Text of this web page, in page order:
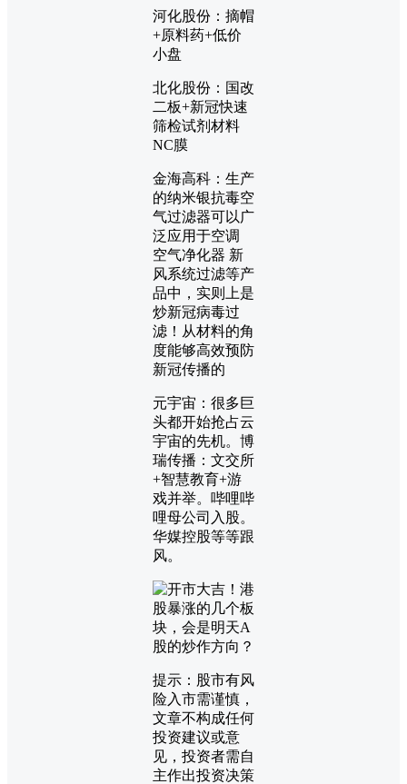
河化股份：摘帽
+原料药+低价
小盘
北化股份：国改
二板+新冠快速
筛检试剂材料
NC膜
金海高科：生产
的纳米银抗毒空
气过滤器可以广
泛应用于空调
空气净化器 新
风系统过滤等产
品中，实则上是
炒新冠病毒过
滤！从材料的角
度能够高效预防
新冠传播的
元宇宙：很多巨
头都开始抢占云
宇宙的先机。博
瑞传播：文交所
+智慧教育+游
戏并举。哔哩哔
哩母公司入股。
华媒控股等等跟
风。
提示：股市有风
险入市需谨慎，
文章不构成任何
投资建议或意
见，投资者需自
主作出投资决策